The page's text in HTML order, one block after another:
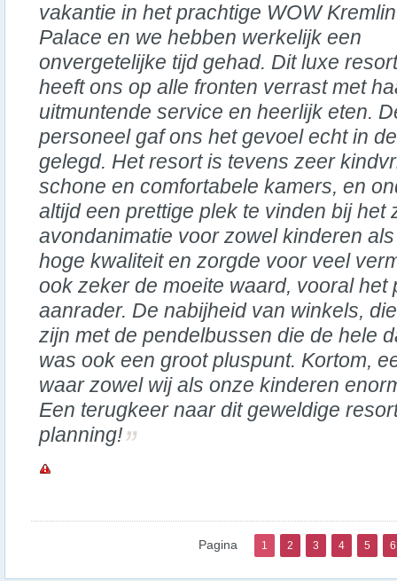
vakantie in het prachtige WOW Kremlin
Palace en we hebben werkelijk een
onvergetelijke tijd gehad. Dit luxe resort
heeft ons op alle fronten verrast met
uitmuntende service en heerlijk eten.
personeel gaf ons het gevoel echt in
gelegd. Het resort is tevens zeer
schone en comfortabele kamers, en
altijd een prettige plek te vinden bij het
avondanimatie voor zowel kinderen
hoge kwaliteit en zorgde voor veel
ook zeker de moeite waard, vooral het
aanrader. De nabijheid van winkels,
zijn met de pendelbussen die de hele
was ook een groot pluspunt. Kortom,
waar zowel wij als onze kinderen
Een terugkeer naar dit geweldige
planning!
Pagina 1 2 3 4 5 6